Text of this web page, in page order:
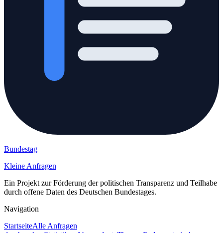
Bundestag
Kleine Anfragen
Ein Projekt zur Förderung der politischen Transparenz und Teilhabe
durch offene Daten des Deutschen Bundestages.
Navigation
StartseiteAlle Anfragen